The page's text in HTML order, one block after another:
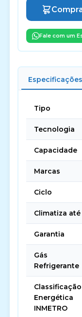
Fale com um
Tipo
Tecnologia
Capacidade
Marcas
Ciclo
Climatiza até
Garantia
Gás
Refrigerante
Classificação
Energética
INMETRO